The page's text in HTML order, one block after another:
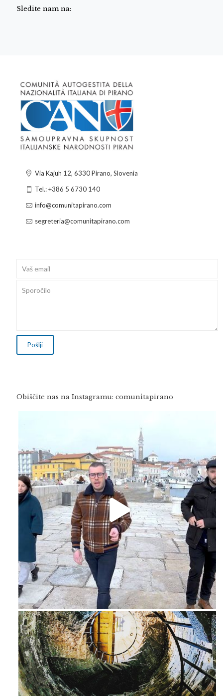
Sledite nam na:
Via Kajuh 12, 6330 Pirano, Slovenia
Tel.: +386 5 6730 140
info@comunitapirano.com
segreteria@comunitapirano.com
Obiščite nas na Instagramu: comunitapirano
Feb 16